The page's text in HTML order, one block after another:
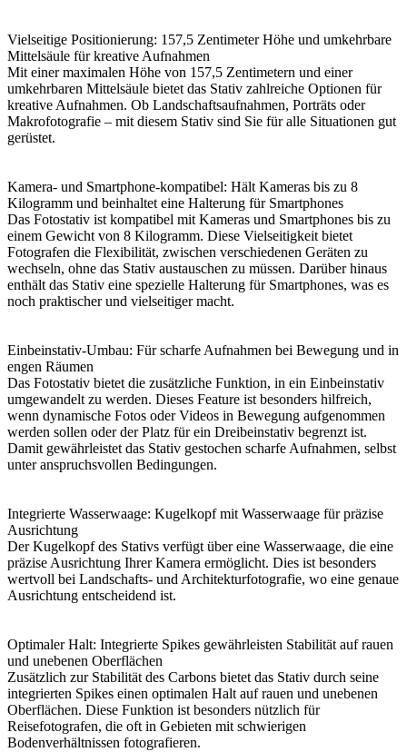
Vielseitige Positionierung: 157,5 Zentimeter Höhe und umkehrbare
Mittelsäule für kreative Aufnahmen
Mit einer maximalen Höhe von 157,5 Zentimetern und einer
umkehrbaren Mittelsäule bietet das Stativ zahlreiche Optionen für
kreative Aufnahmen. Ob Landschaftsaufnahmen, Porträts oder
Makrofotografie – mit diesem Stativ sind Sie für alle Situationen gut
gerüstet.
Kamera- und Smartphone-kompatibel: Hält Kameras bis zu 8
Kilogramm und beinhaltet eine Halterung für Smartphones
Das Fotostativ ist kompatibel mit Kameras und Smartphones bis zu
einem Gewicht von 8 Kilogramm. Diese Vielseitigkeit bietet
Fotografen die Flexibilität, zwischen verschiedenen Geräten zu
wechseln, ohne das Stativ austauschen zu müssen. Darüber hinaus
enthält das Stativ eine spezielle Halterung für Smartphones, was es
noch praktischer und vielseitiger macht.
Einbeinstativ-Umbau: Für scharfe Aufnahmen bei Bewegung und in
engen Räumen
Das Fotostativ bietet die zusätzliche Funktion, in ein Einbeinstativ
umgewandelt zu werden. Dieses Feature ist besonders hilfreich,
wenn dynamische Fotos oder Videos in Bewegung aufgenommen
werden sollen oder der Platz für ein Dreibeinstativ begrenzt ist.
Damit gewährleistet das Stativ gestochen scharfe Aufnahmen, selbst
unter anspruchsvollen Bedingungen.
Integrierte Wasserwaage: Kugelkopf mit Wasserwaage für präzise
Ausrichtung
Der Kugelkopf des Stativs verfügt über eine Wasserwaage, die eine
präzise Ausrichtung Ihrer Kamera ermöglicht. Dies ist besonders
wertvoll bei Landschafts- und Architekturfotografie, wo eine genaue
Ausrichtung entscheidend ist.
Optimaler Halt: Integrierte Spikes gewährleisten Stabilität auf rauen
und unebenen Oberflächen
Zusätzlich zur Stabilität des Carbons bietet das Stativ durch seine
integrierten Spikes einen optimalen Halt auf rauen und unebenen
Oberflächen. Diese Funktion ist besonders nützlich für
Reisefotografen, die oft in Gebieten mit schwierigen
Bodenverhältnissen fotografieren.